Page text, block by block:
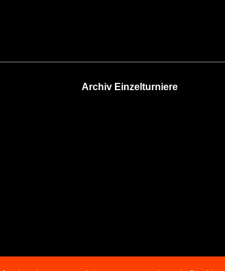
Archiv Einzelturniere